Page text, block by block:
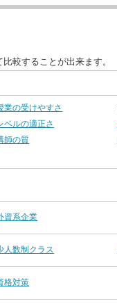
較することが出来ます。
業の受けやすさ
ベルの適正さ
師の質
資系企業
人数制クラス
格対策